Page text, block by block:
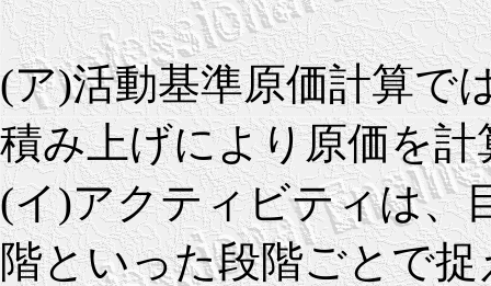
(ア)活動基準原価計算で
積み上げにより原価を計
(イ)アクティビティは、
階といった段階ごとで